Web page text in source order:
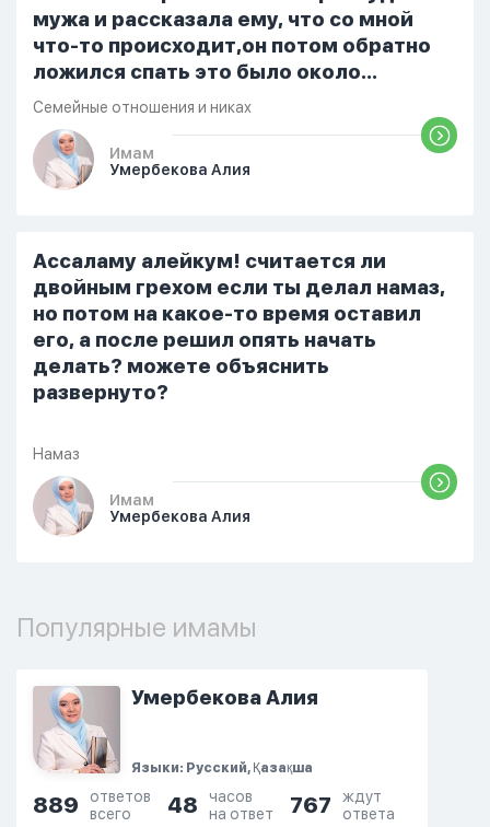
мужа и рассказала ему, что со мной
что-то происходит,он потом обратно
ложился спать это было около
одиннадцати вечера. Но я снова
разбудила его, сказав, что мне плохо.
Он ответил: «Я живу с больными». Мне
стало очень обидно, и я решила
проснулся и спросил, что случилось. И
я рассказала о своих проблемах. Затем
я сказала ему:...
Семейные отношения и никах
Имам
Умербекова Алия
Ассаламу алейкум! считается ли
двойным грехом если ты делал намаз,
но потом на какое-то время оставил
его, а после решил опять начать
делать? можете объяснить
развернуто?
Намаз
Имам
Умербекова Алия
Популярные имамы
Умербекова Алия
Языки: Русский, Қазақша
889
ответов
всего
48
часов
на ответ
767
ждут
ответа